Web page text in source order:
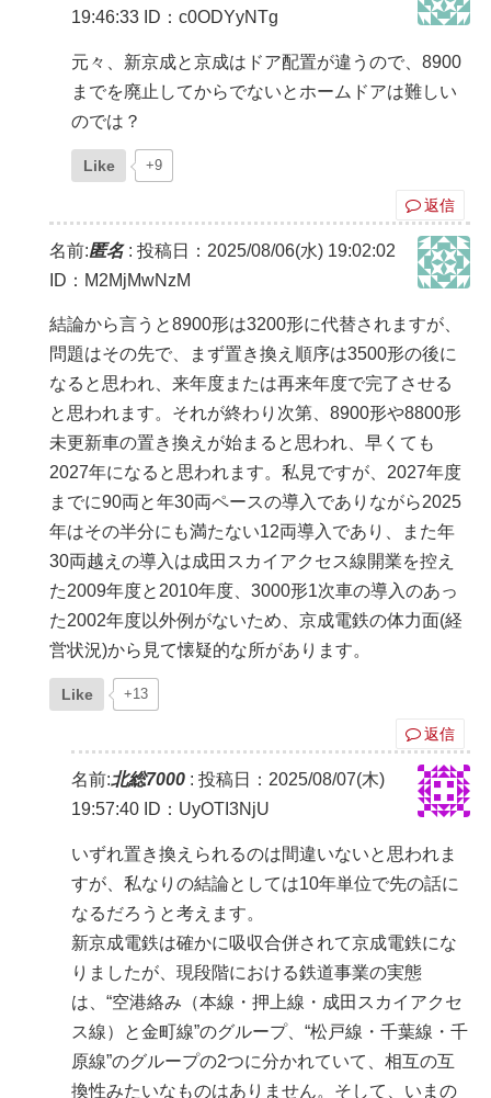
19:46:33 ID：c0ODYyNTg
元々、新京成と京成はドア配置が違うので、8900
までを廃止してからでないとホームドアは難しい
のでは？
Like +9
返信
名前:匿名: 投稿日：2025/08/06(水) 19:02:02
ID：M2MjMwNzM
結論から言うと8900形は3200形に代替されますが、
問題はその先で、まず置き換え順序は3500形の後に
なると思われ、来年度または再来年度で完了させる
と思われます。それが終わり次第、8900形や8800形
未更新車の置き換えが始まると思われ、早くても
2027年になると思われます。私見ですが、2027年度
までに90両と年30両ペースの導入でありながら2025
年はその半分にも満たない12両導入であり、また年
30両越えの導入は成田スカイアクセス線開業を控え
た2009年度と2010年度、3000形1次車の導入のあっ
た2002年度以外例がないため、京成電鉄の体力面(経
営状況)から見て懐疑的な所があります。
Like +13
返信
名前:北総7000 : 投稿日：2025/08/07(木)
19:57:40 ID：UyOTI3NjU
いずれ置き換えられるのは間違いないと思われま
すが、私なりの結論としては10年単位で先の話に
なるだろうと考えます。
新京成電鉄は確かに吸収合併されて京成電鉄にな
りましたが、現段階における鉄道事業の実態
は、“空港絡み（本線・押上線・成田スカイアクセ
ス線）と金町線”のグループ、“松戸線・千葉線・千
原線”のグループの2つに分かれていて、相互の互
換性みたいなものはありません。そして、いまの